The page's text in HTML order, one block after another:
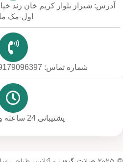
آدرس: شیراز بلوار کریم خان زند
اول-مک
شماره تماس: 09179096397 - 09172275110
پشتیبانی 24 ساعته و 7 روز هفته